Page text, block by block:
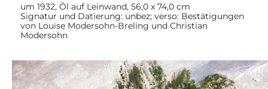
um 1932, Öl auf Leinwand, 56,0 x 74,0 cm
Signatur und Datierung: unbez; verso: Bestätigungen
von Louise Modersohn-Breling und Christian
Modersohn